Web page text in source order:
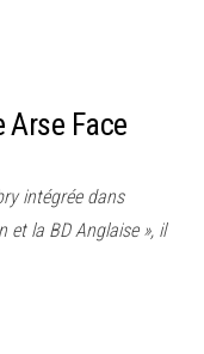
Arse Face
intégrée dans
et la BD Anglaise », il